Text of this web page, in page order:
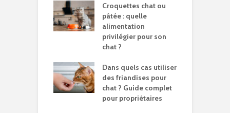
Croquettes chat ou
pâtée : quelle
alimentation
privilégier pour son
chat ?
Dans quels cas utiliser
des friandises pour
chat ? Guide complet
pour propriétaires